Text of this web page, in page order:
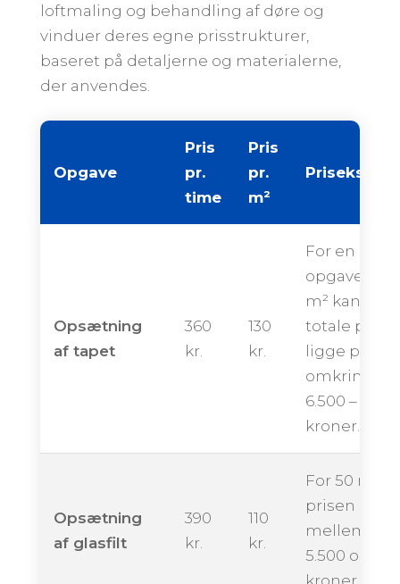
loftmaling og behandling af døre og
vinduer deres egne prisstrukturer,
baseret på detaljerne og materialerne,
der anvendes.
Opgave
Pris
pr.
time
Pris
pr.
m²
Opsætning
af tapet
360
kr.
130
kr.
For en
opgave på
m² kan den
totale pris
ligge på
omkring
6.500 –
kroner.
Opsætning
af glasfilt
390
kr.
110
kr.
For 50 m²
prisen ende
mellem ca.
5.500 og
kroner.